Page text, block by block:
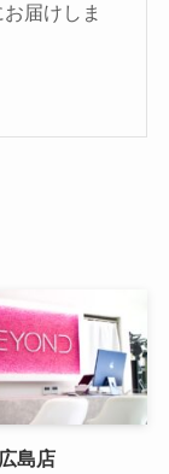
届けしま
島店